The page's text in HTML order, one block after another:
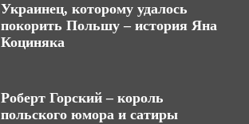
Украинец, которому удалось
покорить Польшу – история Яна
Коциняка
Роберт Горский – король
польского юмора и сатиры